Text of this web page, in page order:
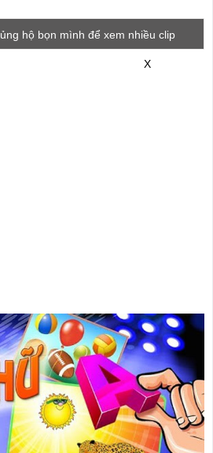
ủng hộ bọn mình để xem nhiều clip
X